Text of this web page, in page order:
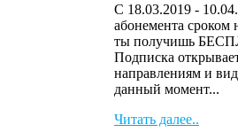
С 18.03.2019 -
абонемента сроком
ты получишь
Подписка
направлениям и
данный момент...
Читать далее..